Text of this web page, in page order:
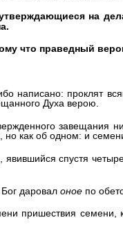
на
что праведный
написано: проклят
Духа верою.
завещания
как об одном: и
спустя
даровал оное по
пришествия семени,